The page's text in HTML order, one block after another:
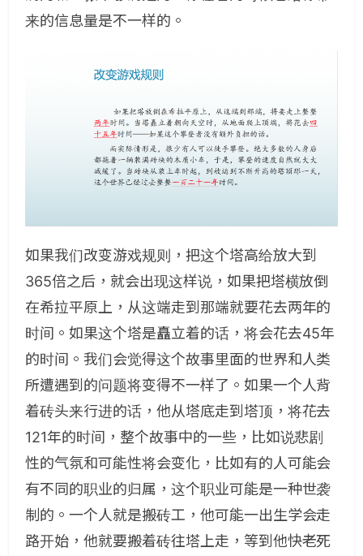
来的信息量是不一样的。
如果我们改变游戏规则，把这个塔高给放大到
365倍之后，就会出现这样说，如果把塔横放倒
在希拉平原上，从这端走到那端就要花去两年的
时间。如果这个塔是矗立着的话，将会花去45年
的时间。我们会觉得这个故事里面的世界和人类
所遭遇到的问题将变得不一样了。如果一个人背
着砖头来行进的话，他从塔底走到塔顶，将花去
121年的时间，整个故事中的一些，比如说悲剧
性的气氛和可能性将会变化，比如有的人可能会
有不同的职业的归属，这个职业可能是一种世袭
制的。一个人就是搬砖工，他可能一出生学会走
路开始，他就要搬着砖往塔上走，等到他快老死